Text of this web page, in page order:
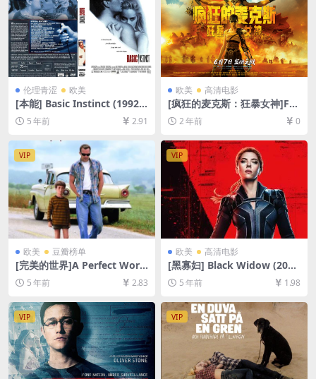
伦理青涩 欧美
[本能] Basic Instinct (1992)
[百度网盘+夸克网盘+迅雷云
盘资源1080P超清未删减][MP
4/8.3GB][中英字幕]【视频文
件+防和谐压缩包（含解压密
码）】
5 年前 2.91
欧美 高清电影
[疯狂的麦克斯：狂暴女神]Fur
iosa: A Mad Max Saga (202
4)[百度网盘+夸克网盘1080P
超清未删减资源][网盘在线播
放/下载][MP4/10GB][官方中
英字幕]
2 年前 0
VIP
欧美 豆瓣榜单
[完美的世界]A Perfect Worl
d (1993)[百度网盘+迅雷云盘
资源1080P超清未删减][MP4/
5 年前 2.83
VIP
欧美 高清电影
[黑寡妇] Black Widow (202
1)[百度网盘+迅雷云盘资源10
80P超清][MP4/7.7GB][中英
5 年前 1.98
VIP VIP